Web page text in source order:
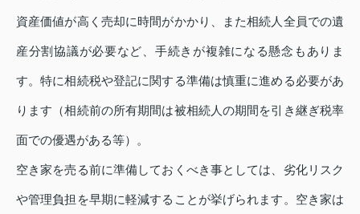
資産価値が高く売却に時間がかかり、また相続人全員での遺
産分割協議が必要など、手続きが複雑になる懸念もありま
す。特に相続税や登記に関する準備は慎重に進める必要があ
ります（相続前の所有期間は被相続人の期間を引き継ぎ税率
面での優遇がある等）。
空き家を売る前に準備しておくべき事としては、劣化リスク
や管理負担を早期に軽減することが挙げられます。空き家は